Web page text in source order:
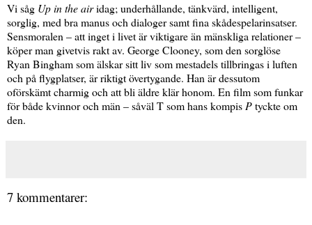
Vi såg Up in the airidag; underhållande, tänkvärd, intelligent,
sorglig, med bra manus och dialoger samt fina skådespelarinsatser.
Sensmoralen – att inget i livet är viktigare än mänskliga relationer –
köper man givetvis rakt av. George Clooney, som den sorglöse
Ryan Bingham som älskar sitt liv som mestadels tillbringas i luften
och på flygplatser, är riktigt övertygande. Han är dessutom
oförskämt charmig och att bli äldre klär honom. En film som funkar
för både kvinnor och män – såväl T som hans kompis Ptyckte om
den.
7 kommentarer: